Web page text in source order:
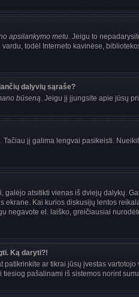
apsilankymo metu. Jeigu to
todėl Interneto kavinėse,
dalyvių sąraše?
būseną. Jeigu jį įjungsite apie jūsų
jį galima lengvai pasikeisti.
atsitikti vienas iš dviejų dalykų.
Kai kurios diskusijų lentos
negavote el. laiško, greičiausiai
Ką daryti?!
ar tikrai jūsų įvestas
pašalinami iš sistemos norint